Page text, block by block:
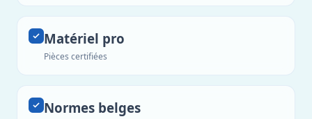
Matériel pro
Pièces certifiées
Normes belges